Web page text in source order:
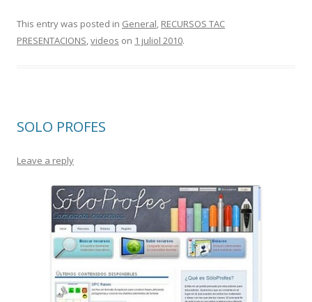
e
b
k
itt
er
m
p
ix
This entry was posted in General, RECURSOS TAC
PRESENTACIONS,videos on 1 juliol 2010.
SOLO PROFES
Leave a reply